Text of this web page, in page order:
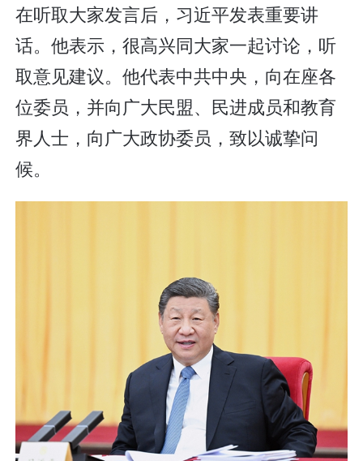
在听取大家发言后，习近平发表重要讲
话。他表示，很高兴同大家一起讨论，听
取意见建议。他代表中共中央，向在座各
位委员，并向广大民盟、民进成员和教育
界人士，向广大政协委员，致以诚挚问
候。